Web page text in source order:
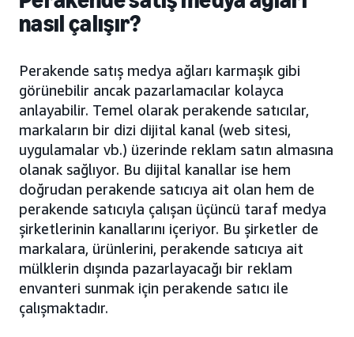
nasıl çalışır?
Perakende satış medya ağları karmaşık gibi
görünebilir ancak pazarlamacılar kolayca
anlayabilir. Temel olarak perakende satıcılar,
markaların bir dizi dijital kanal (web sitesi,
uygulamalar vb.) üzerinde reklam satın almasına
olanak sağlıyor. Bu dijital kanallar ise hem
doğrudan perakende satıcıya ait olan hem de
perakende satıcıyla çalışan üçüncü taraf medya
şirketlerinin kanallarını içeriyor. Bu şirketler de
markalara, ürünlerini, perakende satıcıya ait
mülklerin dışında pazarlayacağı bir reklam
envanteri sunmak için perakende satıcı ile
çalışmaktadır.